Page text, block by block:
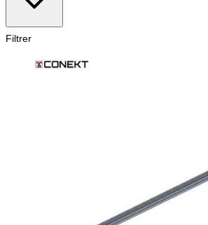
Filtrer